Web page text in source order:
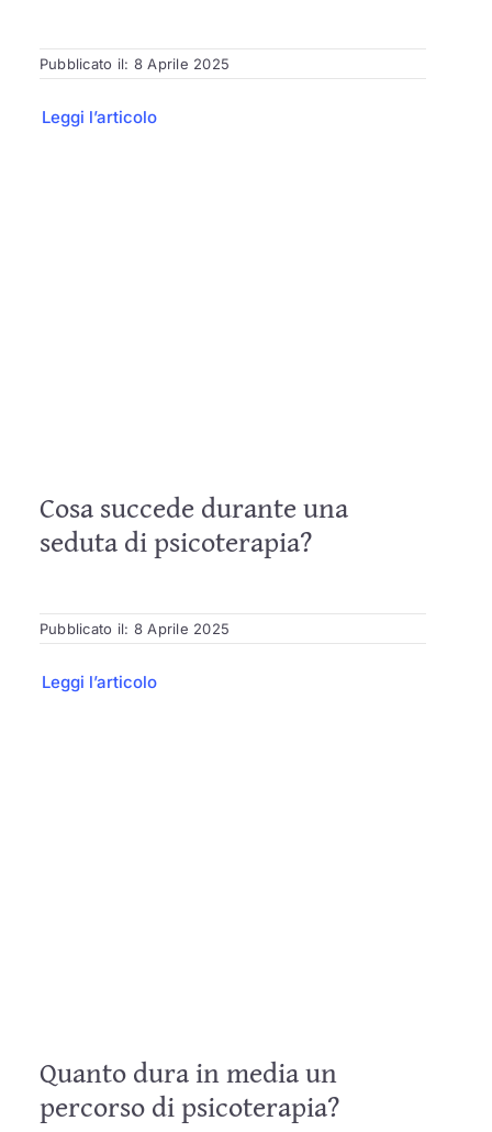
Pubblicato il: 8 Aprile 2025
Leggi l’articolo
Cosa succede durante una
seduta di psicoterapia?
Pubblicato il: 8 Aprile 2025
Leggi l’articolo
Quanto dura in media un
percorso di psicoterapia?